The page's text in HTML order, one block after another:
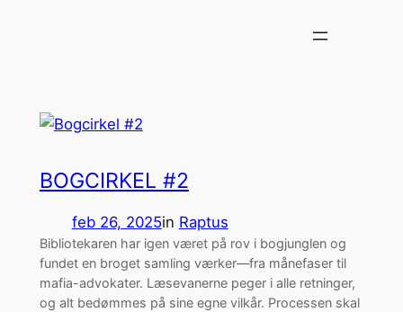
BOGCIRKEL #2
feb 26, 2025in Raptus
Bibliotekaren har igen været på rov i bogjunglen og
fundet en broget samling værker—fra månefaser til
mafia-advokater. Læsevanerne peger i alle retninger,
og alt bedømmes på sine egne vilkår. Processen skal